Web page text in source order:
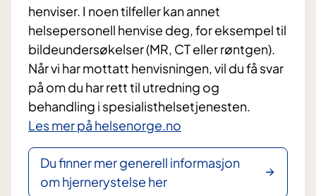
henviser. I noen tilfeller kan annet
helsepersonell henvise deg, for eksempel til
bildeundersøkelser (MR, CT eller røntgen).
Når vi har mottatt henvisningen, vil du få svar
på om du har rett til utredning og
behandling i spesialisthelsetjenesten.
Les mer på helsenorge.no
Du finner mer generell informasjon
om hjernerystelse her